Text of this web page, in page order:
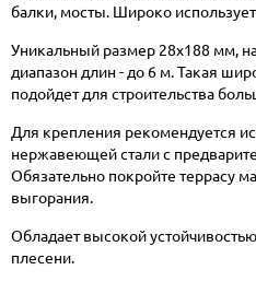
балки, мосты. Широко
Уникальный размер 28х188 мм,
диапазон длин - до 6 м. Такая
подойдет для строительства
Для крепления рекомендуется
нержавеющей стали с
Обязательно покройте террасу
выгорания.
Обладает высокой
плесени.